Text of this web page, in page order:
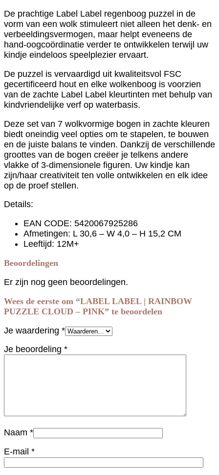
aantal
De prachtige Label Label regenboog puzzel in de
vorm van een wolk stimuleert niet alleen het denk- en
verbeeldingsvermogen, maar helpt eveneens de
hand-oogcoördinatie verder te ontwikkelen terwijl uw
kindje eindeloos speelplezier ervaart.
De puzzel is vervaardigd uit kwaliteitsvol FSC
gecertificeerd hout en elke wolkenboog is voorzien
van de zachte Label Label kleurtinten met behulp van
kindvriendelijke verf op waterbasis.
Deze set van 7 wolkvormige bogen in zachte kleuren
biedt oneindig veel opties om te stapelen, te bouwen
en de juiste balans te vinden. Dankzij de verschillende
groottes van de bogen creëer je telkens andere
vlakke of 3-dimensionele figuren. Uw kindje kan
zijn/haar creativiteit ten volle ontwikkelen en elk idee
op de proef stellen.
Details:
EAN CODE: 5420067925286
Afmetingen: L 30,6 – W 4,0 – H 15,2 CM
Leeftijd: 12M+
Beoordelingen
Er zijn nog geen beoordelingen.
Wees de eerste om “LABEL LABEL | RAINBOW
PUZZLE CLOUD – PINK” te beoordelen
Je waardering *
Je beoordeling *
Naam *
E-mail *